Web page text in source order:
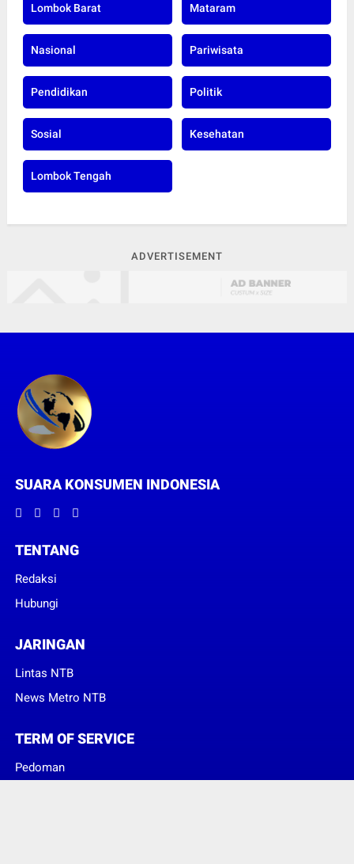
Lombok Barat Mataram
Nasional Pariwisata
Pendidikan Politik
Sosial Kesehatan
Lombok Tengah
ADVERTISEMENT
SUARA KONSUMEN INDONESIA
TENTANG
Redaksi
Hubungi
JARINGAN
Lintas NTB
News Metro NTB
TERM OF SERVICE
Pedoman